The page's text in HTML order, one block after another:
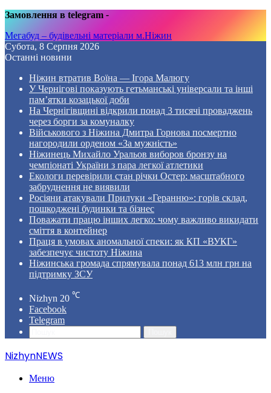
Замовлення в telegram -
Мегабуд – будівельні матеріали м.Ніжин
Субота, 8 Серпня 2026
Останні новини
Ніжин втратив Воїна — Ігора Малюгу
У Чернігові показують гетьманські універсали та інші
пам’ятки козацької доби
На Чернігівщині відкрили понад 3 тисячі проваджень
через борги за комуналку
Військового з Ніжина Дмитра Горнова посмертно
нагородили орденом «За мужність»
Ніжинець Михайло Уральов виборов бронзу на
чемпіонаті України з пара легкої атлетики
Екологи перевірили стан річки Остер: масштабного
забруднення не виявили
Росіяни атакували Прилуки «Геранню»: горів склад,
пошкоджені будинки та бізнес
Поважати працю інших легко: чому важливо викидати
сміття в контейнер
Праця в умовах аномальної спеки: як КП «ВУКГ»
забезпечує чистоту Ніжина
Ніжинська громада спрямувала понад 613 млн грн на
підтримку ЗСУ
Nizhyn 20 ℃
Facebook
Telegram
NizhynNEWS
Меню